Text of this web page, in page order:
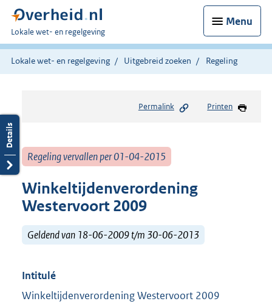
Menu
U
bent
hier:
Lokale wet- en regelgeving
Lokale wet- en regelgeving Uitgebreid zoeken Regeling
Permalink Printen
Regeling vervallen per 01-04-2015
Winkeltijdenverordening
Westervoort 2009
Geldend van 18-06-2009 t/m 30-06-2013
Intitulé
Winkeltijdenverordening Westervoort 2009